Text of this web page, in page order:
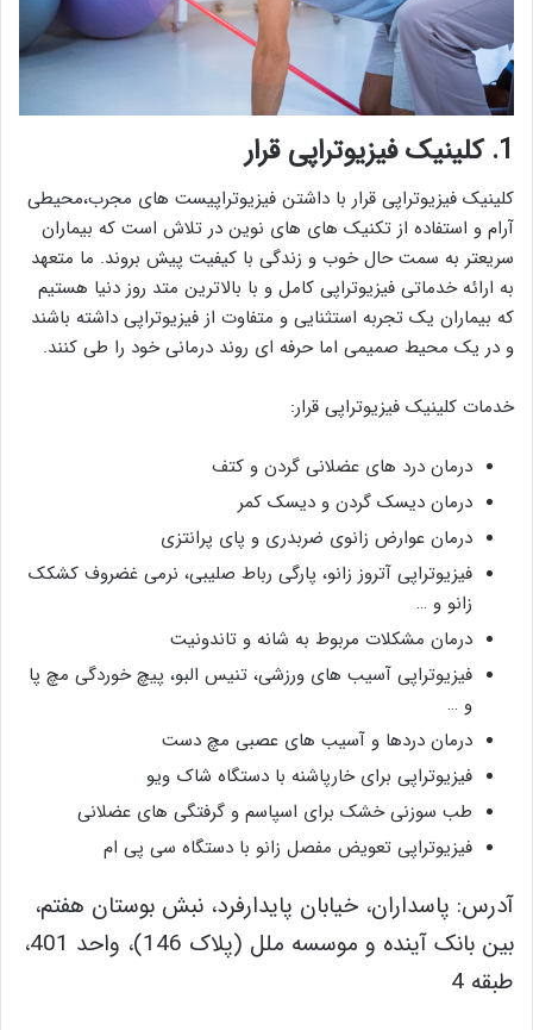
1. کلینیک فیزیوتراپی قرار
کلینیک فیزیوتراپی قرار با داشتن فیزیوتراپیست های مجرب،محیطی
آرام و استفاده از تکنیک های های نوین در تلاش است که بیماران
سریعتر به سمت حال خوب و زندگی با کیفیت پیش بروند. ما متعهد
به ارائه خدماتی فیزیوتراپی کامل و با بالاترین متد روز دنیا هستیم
که بیماران یک تجربه استثنایی و متفاوت از فیزیوتراپی داشته باشند
و در یک محیط صمیمی اما حرفه ای روند درمانی خود را طی کنند.
خدمات کلینیک فیزیوتراپی قرار:
درمان درد های عضلانی گردن و کتف
درمان دیسک گردن و دیسک کمر
درمان عوارض زانوی ضربدری و پای پرانتزی
فیزیوتراپی آتروز زانو، پارگی رباط صلیبی، نرمی غضروف کشکک
زانو و …
درمان مشکلات مربوط به شانه و تاندونیت
فیزیوتراپی آسیب های ورزشی، تنیس البو، پیچ خوردگی مچ پا
و …
درمان دردها و آسیب های عصبی مچ دست
فیزیوتراپی برای خارپاشنه با دستگاه شاک ویو
طب سوزنی خشک برای اسپاسم و گرفتگی های عضلانی
فیزیوتراپی تعویض مفصل زانو با دستگاه سی پی ام
آدرس: پاسداران، خیابان پایدارفرد، نبش بوستان هفتم،
بین بانک آینده و موسسه ملل (پلاک 146)، واحد 401،
طبقه 4